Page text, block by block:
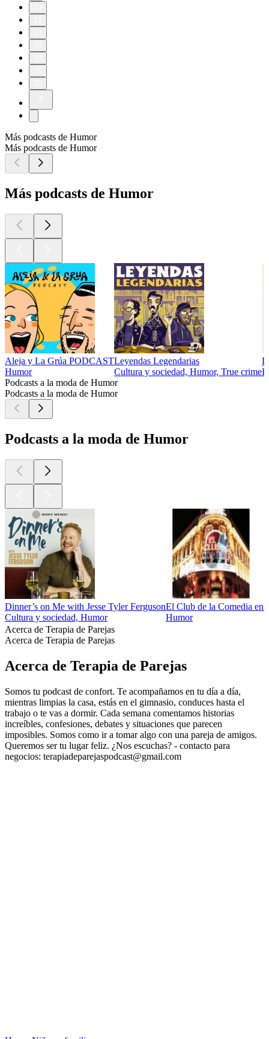
Más podcasts de Humor
Más podcasts de Humor
Más podcasts de Humor
Aleja y La Grúa PODCAST
Humor
Leyendas Legendarias
Cultura y sociedad, Humor, True crime
Podcasts a la moda de Humor
Podcasts a la moda de Humor
Podcasts a la moda de Humor
Dinner’s on Me with Jesse Tyler Ferguson
Cultura y sociedad, Humor
El Club de la Comedia en
Humor
Acerca de Terapia de Parejas
Acerca de Terapia de Parejas
Acerca de Terapia de Parejas
Somos tu podcast de confort. Te acompañamos en tu día a día,
mientras limpias la casa, estás en el gimnasio, conduces hasta el
trabajo o te vas a dormir. Cada semana comentamos historias
increíbles, confesiones, debates y situaciones que parecen
imposibles. Somos como ir a tomar algo con una pareja de amigos.
Queremos ser tu lugar feliz. ¿Nos escuchas? - contacto para
negocios: terapiadeparejaspodcast@gmail.com